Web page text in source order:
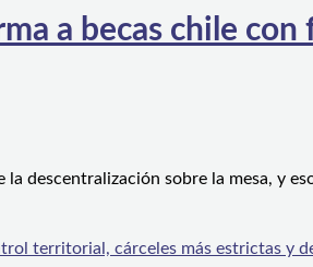
a becas chile con
descentralización sobre la mesa, y